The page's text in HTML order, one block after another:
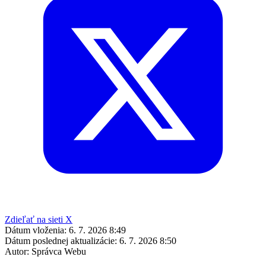
Zdieľať na sieti X
Dátum vloženia: 6. 7. 2026 8:49
Dátum poslednej aktualizácie: 6. 7. 2026 8:50
Autor: Správca Webu